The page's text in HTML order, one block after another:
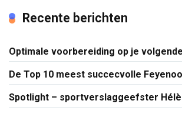
Recente berichten
Optimale voorbereiding op je
De Top 10 meest succecvolle
Spotlight – sportverslaggeefster